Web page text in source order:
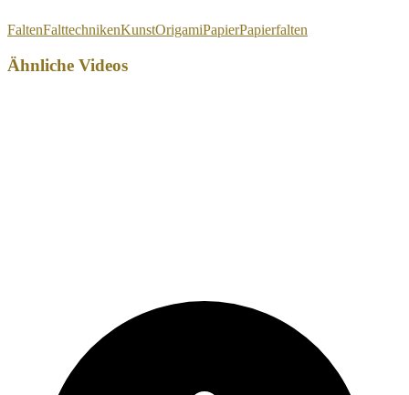
FaltenFalttechnikenKunstOrigamiPapierPapierfalten
Ähnliche Videos